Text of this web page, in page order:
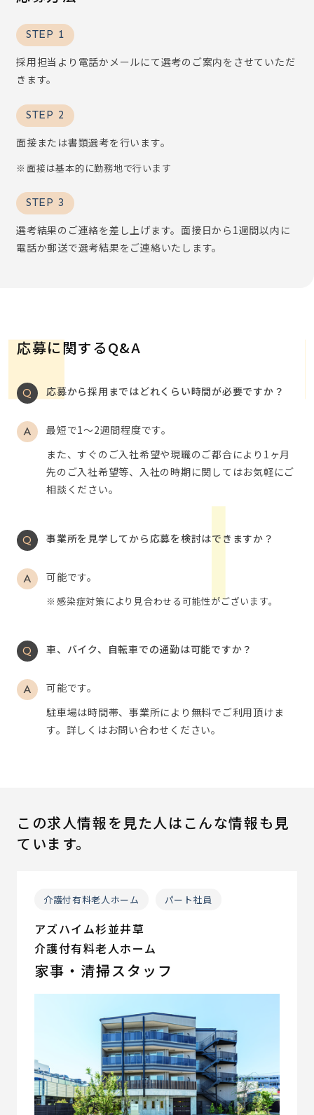
STEP 1
採用担当より電話かメールにて選考のご案内をさせていただ
きます。
STEP 2
面接または書類選考を行います。
面接は基本的に勤務地で行います
STEP 3
選考結果のご連絡を差し上げます。面接日から1週間以内に
電話か郵送で選考結果をご連絡いたします。
応募に関するQ&A
応募から採用まではどれくらい時間が必要ですか？
最短で1～2週間程度です。
また、すぐのご入社希望や現職のご都合により1ヶ月
先のご入社希望等、入社の時期に関してはお気軽にご
相談ください。
事業所を見学してから応募を検討はできますか？
可能です。
感染症対策により見合わせる可能性がございます。
車、バイク、自転車での通勤は可能ですか？
可能です。
駐車場は時間帯、事業所により無料でご利用頂けま
す。詳しくはお問い合わせください。
この求人情報を見た人はこんな情報も見
ています。
介護付有料老人ホーム パート社員
アズハイム杉並井草
介護付有料老人ホーム
家事・清掃スタッフ